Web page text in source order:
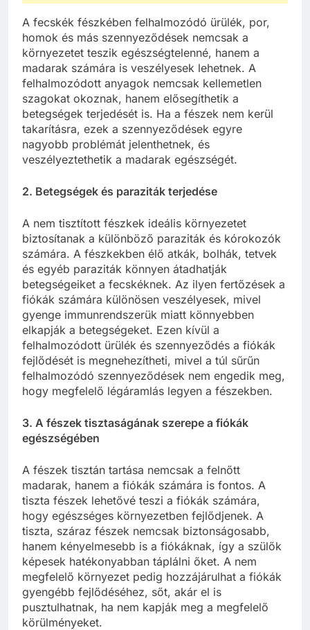
A fecskék fészkében felhalmozódó ürülék, por,
homok és más szennyeződések nemcsak a
környezetet teszik egészségtelenné, hanem a
madarak számára is veszélyesek lehetnek. A
felhalmozódott anyagok nemcsak kellemetlen
szagokat okoznak, hanem elősegíthetik a
betegségek terjedését is. Ha a fészek nem kerül
takarításra, ezek a szennyeződések egyre
nagyobb problémát jelenthetnek, és
veszélyeztethetik a madarak egészségét.
2. Betegségek és paraziták terjedése
A nem tisztított fészkek ideális környezetet
biztosítanak a különböző paraziták és kórokozók
számára. A fészkekben élő atkák, bolhák, tetvek
és egyéb paraziták könnyen átadhatják
betegségeiket a fecskéknek. Az ilyen fertőzések a
fiókák számára különösen veszélyesek, mivel
gyenge immunrendszerük miatt könnyebben
elkapják a betegségeket. Ezen kívül a
felhalmozódott ürülék és szennyeződés a fiókák
fejlődését is megnehezítheti, mivel a túl sűrűn
felhalmozódó szennyeződések nem engedik meg,
hogy megfelelő légáramlás legyen a fészekben.
3. A fészek tisztaságának szerepe a fiókák
egészségében
A fészek tisztán tartása nemcsak a felnőtt
madarak, hanem a fiókák számára is fontos. A
tiszta fészek lehetővé teszi a fiókák számára,
hogy egészséges környezetben fejlődjenek. A
tiszta, száraz fészek nemcsak biztonságosabb,
hanem kényelmesebb is a fiókáknak, így a szülők
képesek hatékonyabban táplálni őket. A nem
megfelelő környezet pedig hozzájárulhat a fiókák
gyengébb fejlődéséhez, sőt, akár el is
pusztulhatnak, ha nem kapják meg a megfelelő
körülményeket.